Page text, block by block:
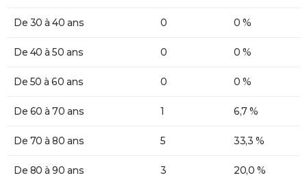
De 30 à 40 ans 0 0 %
De 40 à 50 ans 0 0 %
De 50 à 60 ans 0 0 %
De 60 à 70 ans 1 6,7 %
De 70 à 80 ans 5 33,3 %
De 80 à 90 ans 3 20,0 %